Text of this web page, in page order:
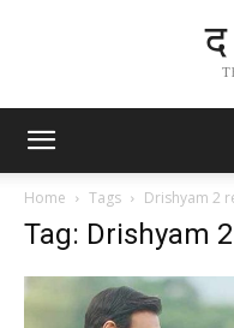
द
Home Tags Drishyam 2
Tag: Drishyam